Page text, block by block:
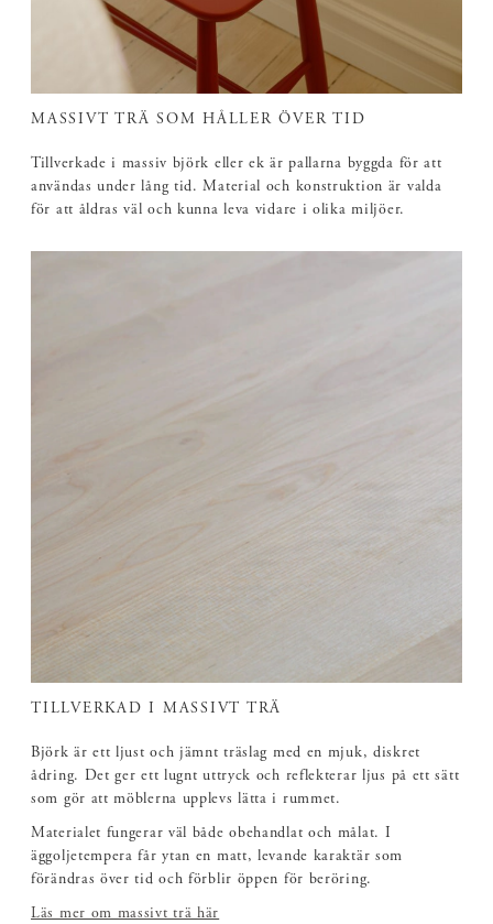
MASSIVT TRÄ SOM HÅLLER ÖVER TID
Tillverkade i massiv björk eller ek är pallarna byggda för att
användas under lång tid. Material och konstruktion är valda
för att åldras väl och kunna leva vidare i olika miljöer.
TILLVERKAD I MASSIVT TRÄ
Björk är ett ljust och jämnt träslag med en mjuk, diskret
ådring. Det ger ett lugnt uttryck och reflekterar ljus på ett sätt
som gör att möblerna upplevs lätta i rummet.
Materialet fungerar väl både obehandlat och målat. I
äggoljetempera får ytan en matt, levande karaktär som
förändras över tid och förblir öppen för beröring.
Läs mer om massivt trä här